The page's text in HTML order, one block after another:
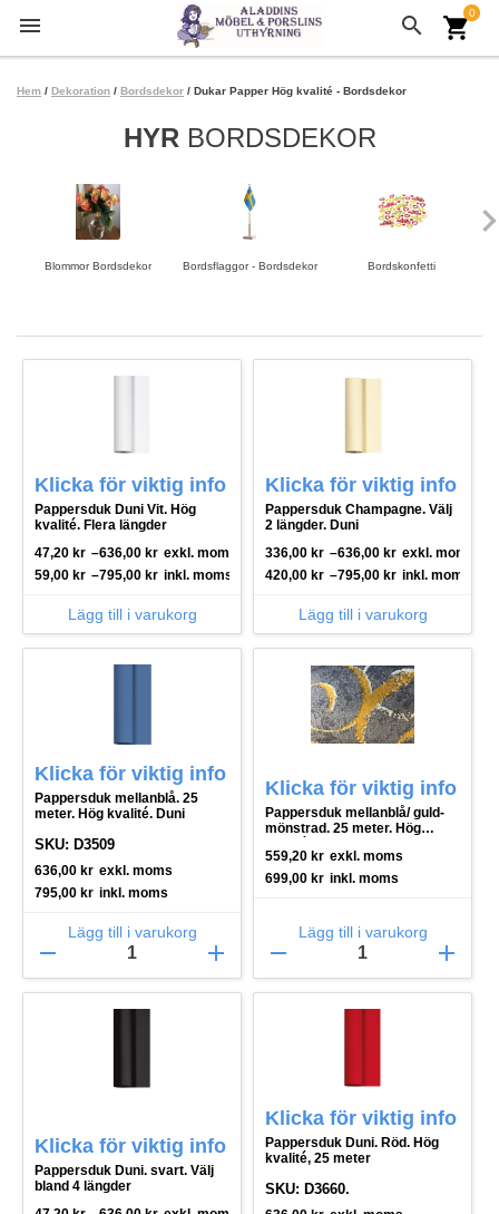
menu search 0
shopping_cart
Hem / Dekoration / Bordsdekor / Dukar Papper Hög kvalité - Bordsdekor
HYR BORDSDEKOR
Blommor Bordsdekor Bordsflaggor - Bordsdekor Bordskonfetti
Klicka för viktig info
Pappersduk Duni Vit. Hög
kvalité. Flera längder
47,20 kr –636,00 kr exkl. moms
59,00 kr –795,00 kr inkl. moms
Lägg till i varukorg
Klicka för viktig info
Pappersduk Champagne. Välj
2 längder. Duni
336,00 kr –636,00 kr exkl. moms
420,00 kr –795,00 kr inkl. moms
Lägg till i varukorg
Klicka för viktig info
Pappersduk mellanblå. 25
meter. Hög kvalité. Duni
SKU: D3509
636,00 kr exkl. moms
795,00 kr inkl. moms
Lägg till i varukorg
remove add
Klicka för viktig info
Pappersduk mellanblå/ guld-
mönstrad. 25 meter. Hög
559,20 kr exkl. moms
699,00 kr inkl. moms
Lägg till i varukorg
remove add
Klicka för viktig info
Pappersduk Duni. svart. Välj
bland 4 längder
Klicka för viktig info
Pappersduk Duni. Röd. Hög
kvalité, 25 meter
SKU: D3660.